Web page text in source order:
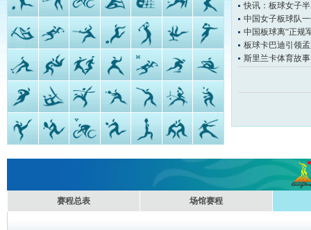
快讯：板球女子
中国女子板球队
中国板球离“正规
板球卡巴迪引领
斯里兰卡体育故